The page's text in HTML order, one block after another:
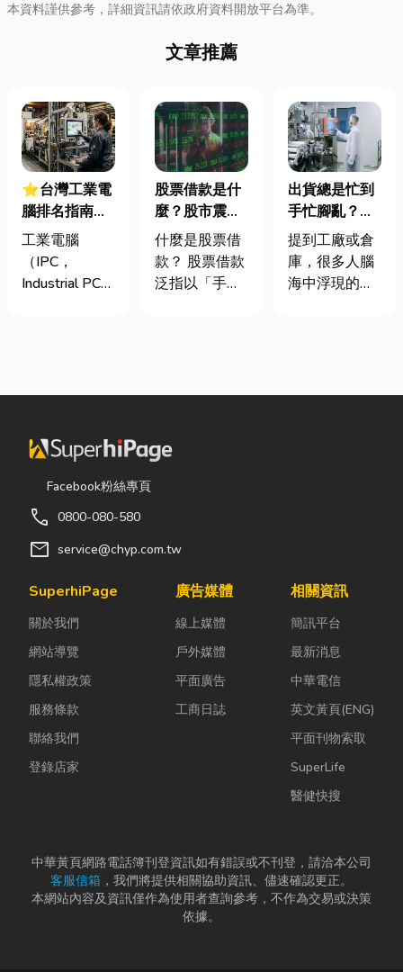
本資料謹供參考，詳細資訊請依政府資料開放平台為準。
文章推薦
⭐台灣工業電
腦排名指南：
台灣三大工業
電腦龍頭有哪
些？工廠採購
工業電腦
（IPC，
Industrial PC）
的硬體運算平
業業主在導入
自動化或升級
智慧工廠時，
般的家用或商
用桌機湊合。
機無法應付高
續震動...
股票借款是什
麼？股市震盪|
股票借款、股
票質借、當鋪
借款完整比較
什麼是股票借
款？ 股票借款
泛指以「手中
的融資方式，
能取得資金應
依承作單位不
為證券公司的
行的有價證券
貸款，以...
出貨總是忙到
手忙腳亂？包
裝自動化其實
沒有你想像中
那麼遙遠！
提到工廠或倉
庫，很多人腦
海中浮現的畫
著出貨。但你
路購物越來越
食品、生活用
品、電子...
Facebook粉絲專頁
call 0800-080-580
mail service@chyp.com.tw
SuperhiPage
關於我們
網站導覽
隱私權政策
服務條款
聯絡我們
登錄店家
廣告媒體
線上媒體
戶外媒體
平面廣告
工商日誌
相關資訊
簡訊平台
最新消息
中華電信
英文黃頁(ENG)
平面刊物索取
SuperLife
醫健快搜
中華黃頁網路電話簿刊登資訊如有錯誤或不刊登，請洽本公司
客服信箱 ，我們將提供相關協助資訊、儘速確認更正。
本網站內容及資訊僅作為使用者查詢參考，不作為交易或決策
依據。